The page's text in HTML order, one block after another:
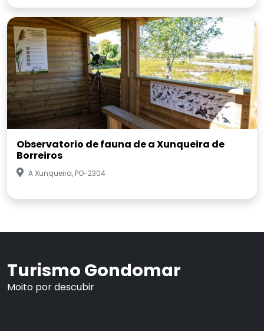
Observatorio de fauna de a Xunqueira de
Borreiros
A Xunqueira, PO-2304
Turismo Gondomar
Moito por descubir